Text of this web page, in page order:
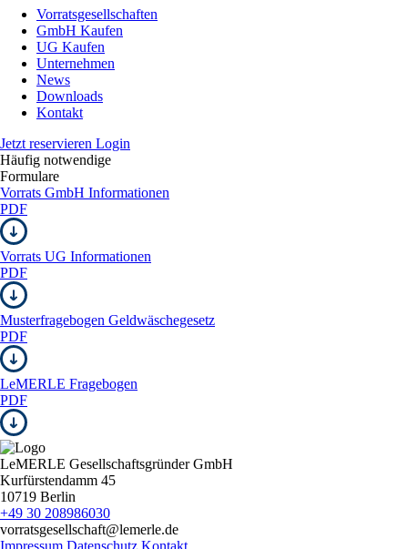
Vorratsgesellschaften
GmbH Kaufen
UG Kaufen
Unternehmen
News
Downloads
Kontakt
Jetzt reservieren Login
Häufig notwendige
Formulare
Vorrats GmbH Informationen
PDF
Vorrats UG Informationen
PDF
Musterfragebogen Geldwäschegesetz
PDF
LeMERLE Fragebogen
PDF
LeMERLE Gesellschaftsgründer GmbH
Kurfürstendamm 45
10719 Berlin
+49 30 208986030
vorratsgesellschaft@lemerle.de
Impressum Datenschutz Kontakt